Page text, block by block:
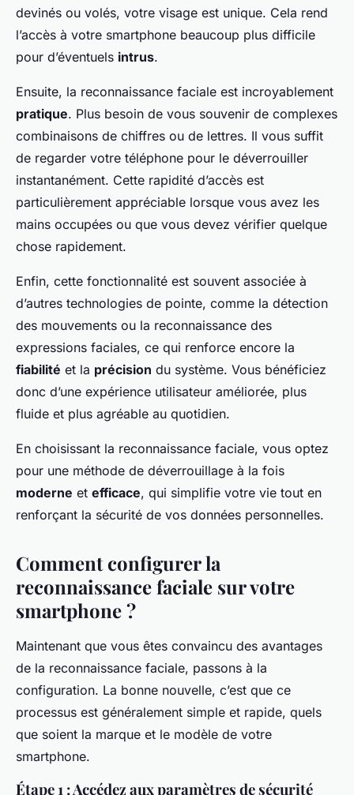
devinés ou volés, votre visage est unique. Cela rend
l’accès à votre smartphone beaucoup plus difficile
pour d’éventuels intrus.
Ensuite, la reconnaissance faciale est incroyablement
pratique. Plus besoin de vous souvenir de complexes
combinaisons de chiffres ou de lettres. Il vous suffit
de regarder votre téléphone pour le déverrouiller
instantanément. Cette rapidité d’accès est
particulièrement appréciable lorsque vous avez les
mains occupées ou que vous devez vérifier quelque
chose rapidement.
Enfin, cette fonctionnalité est souvent associée à
d’autres technologies de pointe, comme la détection
des mouvements ou la reconnaissance des
expressions faciales, ce qui renforce encore la
fiabilité et la précision du système. Vous bénéficiez
donc d’une expérience utilisateur améliorée, plus
fluide et plus agréable au quotidien.
En choisissant la reconnaissance faciale, vous optez
pour une méthode de déverrouillage à la fois
moderne et efficace, qui simplifie votre vie tout en
renforçant la sécurité de vos données personnelles.
Comment configurer la
reconnaissance faciale sur votre
smartphone ?
Maintenant que vous êtes convaincu des avantages
de la reconnaissance faciale, passons à la
configuration. La bonne nouvelle, c’est que ce
processus est généralement simple et rapide, quels
que soient la marque et le modèle de votre
smartphone.
Étape 1 : Accédez aux paramètres de sécurité